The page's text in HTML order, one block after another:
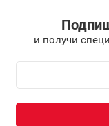
и получи